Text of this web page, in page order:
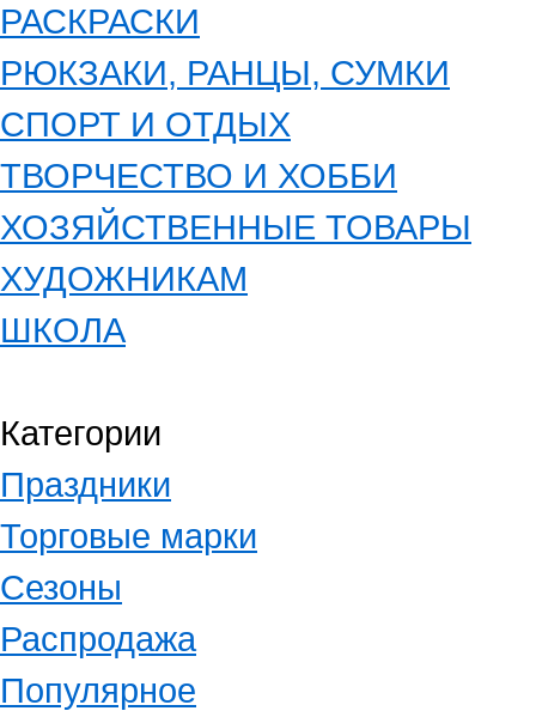
РАСКРАСКИ
РЮКЗАКИ, РАНЦЫ, СУМКИ
СПОРТ И ОТДЫХ
ТВОРЧЕСТВО И ХОББИ
ХОЗЯЙСТВЕННЫЕ ТОВАРЫ
ХУДОЖНИКАМ
ШКОЛА
Категории
Праздники
Торговые марки
Сезоны
Распродажа
Популярное